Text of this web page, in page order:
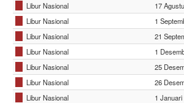
Libur Nasional
17
Libur Nasional
1
Libur Nasional
21
Libur Nasional
1
Libur Nasional
25
Libur Nasional
26
Libur Nasional
1 Januari